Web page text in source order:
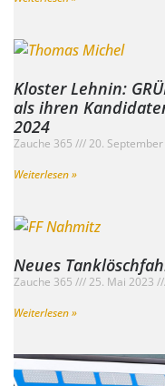
Kloster Lehnin:
als ihren
2024
Zauche 365 20.
Weiterlesen »
Neues
Zauche 365 25. Mai 2023
Weiterlesen »